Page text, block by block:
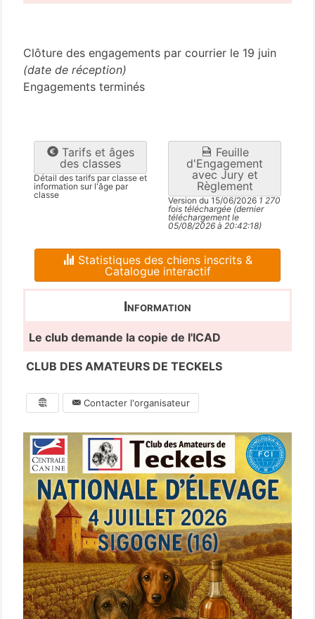
Clôture des engagements par courrier le 19 juin
(date de réception)
Engagements terminés
Tarifs et âges
des classes
Détail des tarifs par classe et
information sur l'âge par
classe
Feuille
d'Engagement
avec Jury et
Règlement
Version du 15/06/2026 1 270
fois téléchargée (dernier
téléchargement le
05/08/2026 à 20:42:18)
Statistiques des chiens inscrits &
Catalogue interactif
Information
Le club demande la copie de l'ICAD
CLUB DES AMATEURS DE TECKELS
Contacter l'organisateur